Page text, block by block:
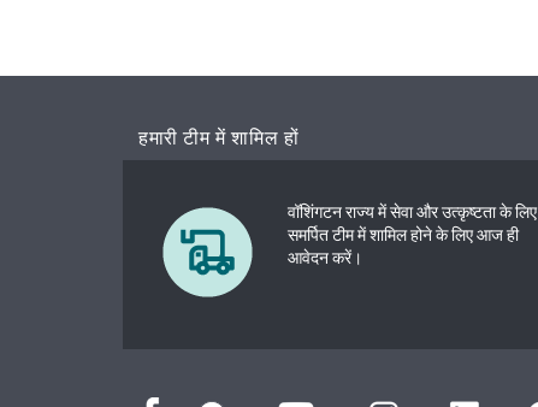
हमारी टीम में शामिल हों
वॉशिंगटन राज्य में सेवा और उत्कृष्टता के लिए
समर्पित टीम में शामिल होने के लिए आज ही
आवेदन करें।